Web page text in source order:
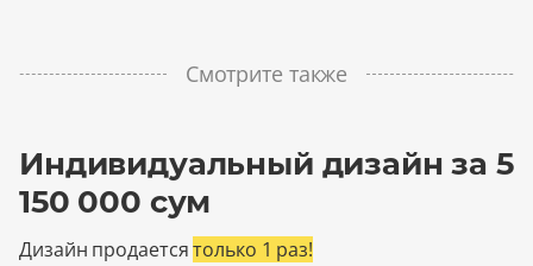
Смотрите также
Индивидуальный дизайн за 5
150 000 сум
Дизайн продаетсятолько 1 раз!